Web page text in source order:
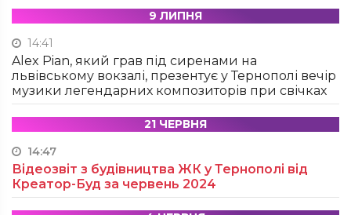
9 ЛИПНЯ
14:41
Alex Pian, який грав під сиренами на
львівському вокзалі, презентує у Тернополі вечір
музики легендарних композиторів при свічках
21 ЧЕРВНЯ
14:47
Відеозвіт з будівництва ЖК у Тернополі від
Креатор-Буд за червень 2024